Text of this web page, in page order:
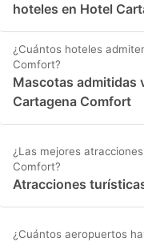
hoteles en Hotel
¿Cuántos hoteles
Comfort?
Mascotas admitidas
Cartagena Comfort
¿Las mejores
Comfort?
Atracciones
¿Cuántos aeropuertos